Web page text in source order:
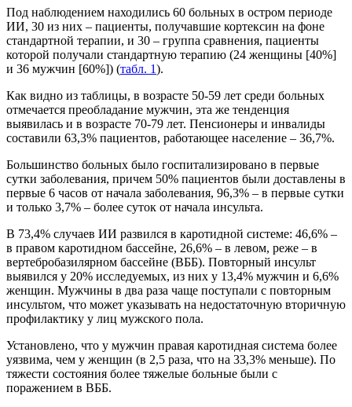
Под наблюдением находились 60 больных в остром периоде
ИИ, 30 из них – пациенты, получавшие кортексин на фоне
стандартной терапии, и 30 – группа сравнения, пациенты
которой получали стандартную терапию (24 женщины [40%]
и 36 мужчин [60%]) (табл. 1).
Как видно из таблицы, в возрасте 50-59 лет среди больных
отмечается преобладание мужчин, эта же тенденция
выявилась и в возрасте 70-79 лет. Пенсионеры и инвалиды
составили 63,3% пациентов, работающее население – 36,7%.
Большинство больных было госпитализировано в первые
сутки заболевания, причем 50% пациентов были доставлены в
первые 6 часов от начала заболевания, 96,3% – в первые сутки
и только 3,7% – более суток от начала инсульта.
В 73,4% случаев ИИ развился в каротидной системе: 46,6% –
в правом каротидном бассейне, 26,6% – в левом, реже – в
вертебробазилярном бассейне (ВББ). Повторный инсульт
выявился у 20% исследуемых, из них у 13,4% мужчин и 6,6%
женщин. Мужчины в два раза чаще поступали с повторным
инсультом, что может указывать на недостаточную вторичную
профилактику у лиц мужского пола.
Установлено, что у мужчин правая каротидная система более
уязвима, чем у женщин (в 2,5 раза, что на 33,3% меньше). По
тяжести состояния более тяжелые больные были с
поражением в ВББ.